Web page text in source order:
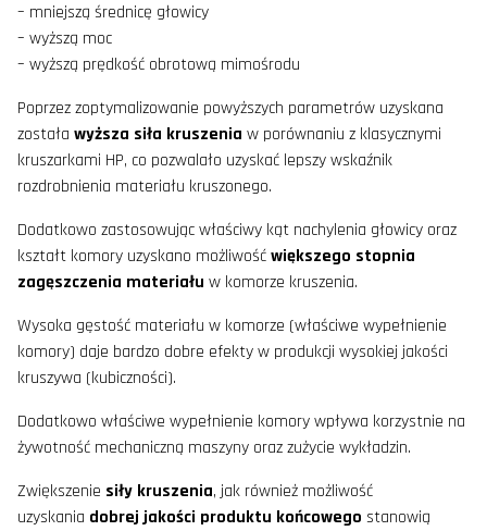
– mniejszą średnicę głowicy
– wyższą moc
– wyższą prędkość obrotową mimośrodu
Poprzez zoptymalizowanie powyższych parametrów uzyskana
została wyższa siła kruszenia w porównaniu z klasycznymi
kruszarkami HP, co pozwalało uzyskać lepszy wskaźnik
rozdrobnienia materiału kruszonego.
Dodatkowo zastosowując właściwy kąt nachylenia głowicy oraz
kształt komory uzyskano możliwośćwiększego stopnia
zagęszczenia materiału w komorze kruszenia.
Wysoka gęstość materiału w komorze (właściwe wypełnienie
komory) daje bardzo dobre efekty w produkcji wysokiej jakości
kruszywa (kubiczności).
Dodatkowo właściwe wypełnienie komory wpływa korzystnie na
żywotność mechaniczną maszyny oraz zużycie wykładzin.
Zwiększenie siły kruszenia, jak również możliwość
uzyskania dobrej jakości produktu końcowego stanowią